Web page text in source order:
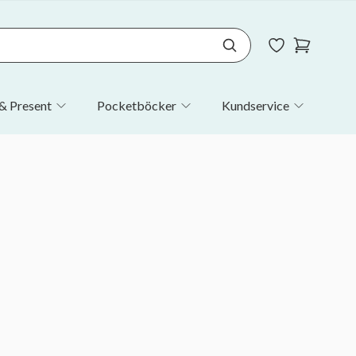
Present Pocketböcker Kundservice